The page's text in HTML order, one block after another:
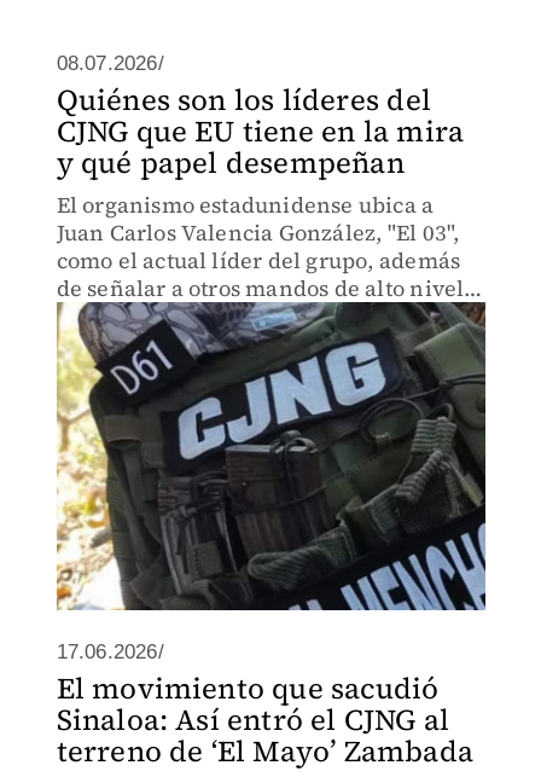
08.07.2026/
Quiénes son los líderes del
CJNG que EU tiene en la mira
y qué papel desempeñan
El organismo estadunidense ubica a
Juan Carlos Valencia González, "El 03",
como el actual líder del grupo, además
de señalar a otros mandos de alto nivel
que continúan bajo la mira de
Washington.
17.06.2026/
El movimiento que sacudió
Sinaloa: Así entró el CJNG al
terreno de ‘El Mayo’ Zambada